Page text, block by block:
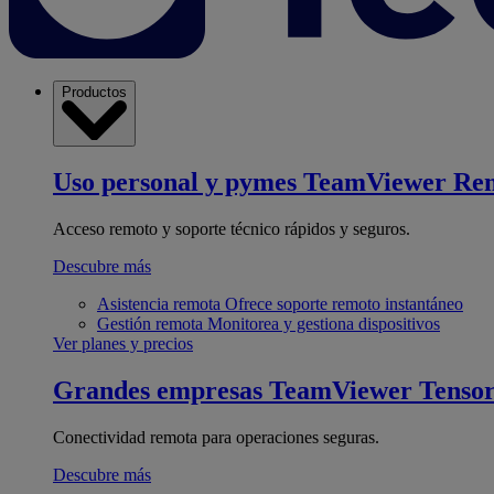
Productos
Uso personal y pymes TeamViewer
Acceso remoto y soporte técnico rápidos y seguros.
Descubre más
Asistencia remota Ofrece soporte remoto instantáneo
Gestión remota Monitorea y gestiona dispositivos
Ver planes y precios
Grandes empresas TeamViewer Tensor
Conectividad remota para operaciones seguras.
Descubre más